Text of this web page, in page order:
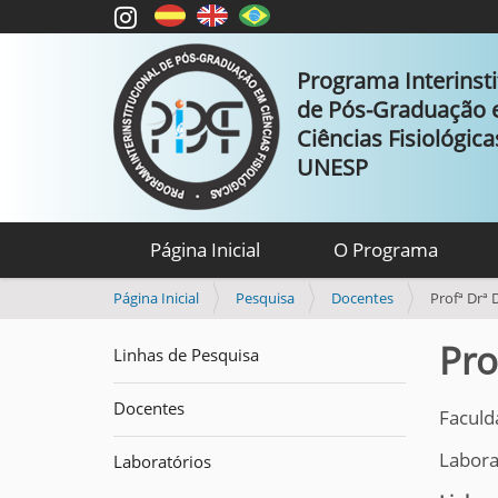
Programa
de Pós-Graduação
Ciências
UNESP
Página Inicial O Programa
V
ê
e
s
t
á
Página Inicial Pesquisa Docentes Profª Drª
Linhas de Pesquisa
Docentes
Laboratórios